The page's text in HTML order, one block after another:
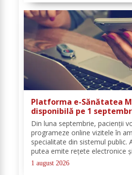
Platforma e-Sănătatea
disponibilă pe 1
devine utilizator direct
digital de sănătate
Din luna septembrie, pacienții
programeze online vizitele în
specialitate din sistemul public.
putea emite rețete electronice
direct prin noua platformă. Se
platforma „e-Sănătatea Mea"
1 august 2026